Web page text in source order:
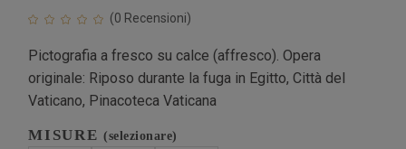
(0 Recensioni)
Pictografia a fresco su calce (affresco). Opera
originale: Riposo durante la fuga in Egitto, Città del
Vaticano, Pinacoteca Vaticana
MISURE(selezionare)